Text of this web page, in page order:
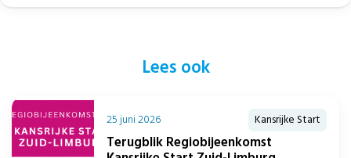
Lees ook
25 juni 2026 Kansrijke Start
Terugblik Regiobijeenkomst